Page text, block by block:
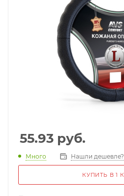
55.93 руб.
Много Нашли дешевле?
КУПИТЬ В 1